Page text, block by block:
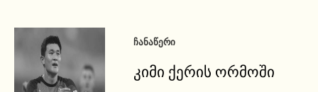
ᲩᲐᲜᲐᲬᲔᲠᲘ
კიმი ქერის ორმოში